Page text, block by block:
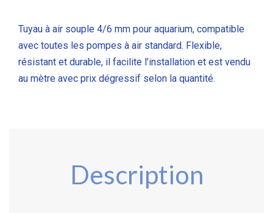
Tuyau à air souple 4/6 mm pour aquarium, compatible
avec toutes les pompes à air standard. Flexible,
résistant et durable, il facilite l’installation et est vendu
au mètre avec prix dégressif selon la quantité.
Description